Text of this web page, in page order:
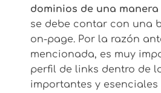
dominios de una
se debe contar con una
on-page. Por la razón
mencionada, es muy
perfil de links dentro de
importantes y